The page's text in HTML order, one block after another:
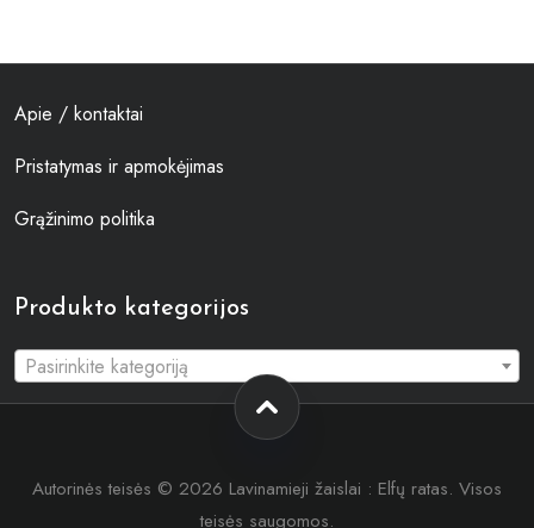
Apie / kontaktai
Pristatymas ir apmokėjimas
Grąžinimo politika
Produkto kategorijos
Pasirinkite kategoriją
Autorinės teisės © 2026 Lavinamieji žaislai : Elfų ratas. Visos
teisės saugomos.